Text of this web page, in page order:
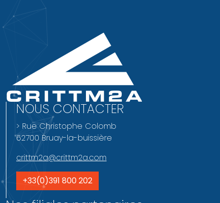
NOUS CONTACTER
> Rue Christophe Colomb
62700 Bruay-la-buissière
crittm2a@crittm2a.com
+33(0)391 800 202